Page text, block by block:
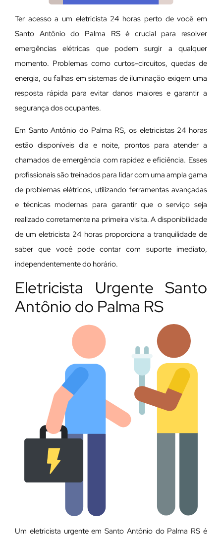
Ter acesso a um eletricista 24 horas perto de você em
Santo Antônio do Palma RS é crucial para resolver
emergências elétricas que podem surgir a qualquer
momento. Problemas como curtos-circuitos, quedas de
energia, ou falhas em sistemas de iluminação exigem uma
resposta rápida para evitar danos maiores e garantir a
segurança dos ocupantes.
Em Santo Antônio do Palma RS, os eletricistas 24 horas
estão disponíveis dia e noite, prontos para atender a
chamados de emergência com rapidez e eficiência. Esses
profissionais são treinados para lidar com uma ampla gama
de problemas elétricos, utilizando ferramentas avançadas
e técnicas modernas para garantir que o serviço seja
realizado corretamente na primeira visita. A disponibilidade
de um eletricista 24 horas proporciona a tranquilidade de
saber que você pode contar com suporte imediato,
independentemente do horário.
Eletricista Urgente Santo
Antônio do Palma RS
Um eletricista urgente em Santo Antônio do Palma RS é